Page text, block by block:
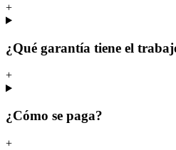
+
¿Qué garantía tiene el
+
¿Cómo se paga?
+